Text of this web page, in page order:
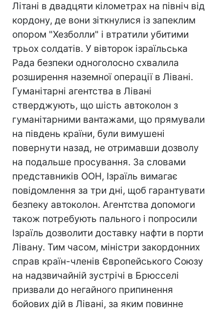
Літані в двадцяти кілометрах на північ від
кордону, де вони зіткнулися із запеклим
опором "Хезболли" і втратили убитими
трьох солдатів. У вівторок ізраїльська
Рада безпеки одноголосно схвалила
розширення наземної операції в Лівані.
Гуманітарні агентства в Лівані
стверджують, що шість автоколон з
гуманітарними вантажами, що прямували
на південь країни, були вимушені
повернути назад, не отримавши дозволу
на подальше просування. За словами
представників ООН, Ізраїль вимагає
повідомлення за три дні, щоб гарантувати
безпеку автоколон. Агентства допомоги
також потребують пального і попросили
Ізраїль дозволити доставку нафти в порти
Лівану. Тим часом, міністри закордонних
справ країн-членів Європейського Союзу
на надзвичайній зустрічі в Брюсселі
призвали до негайного припинення
бойових дій в Лівані, за яким повинне